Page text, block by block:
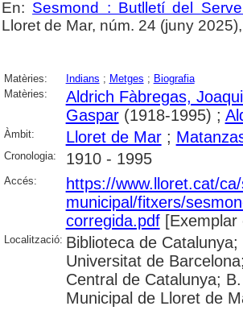
En: Sesmond : Butlletí del
Lloret de Mar, núm. 24 (juny
Matèries: Indians ; Metges ; Biografia
Matèries:
Aldrich Fàbregas,
Gaspar(1918-1995) ;
Àmbit: Lloret de Mar;
Cronologia: 1910 - 1995
Accés:
https://www.lloret.cat/
municipal/fitxers/
corregida.pdf[Exemplar
Localització: Biblioteca de
Universitat de
Central de Catalunya;
Municipal de Lloret de